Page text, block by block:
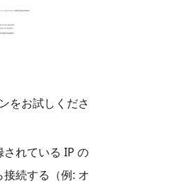
をお試しくださ
れている IP の
続する（例: オ